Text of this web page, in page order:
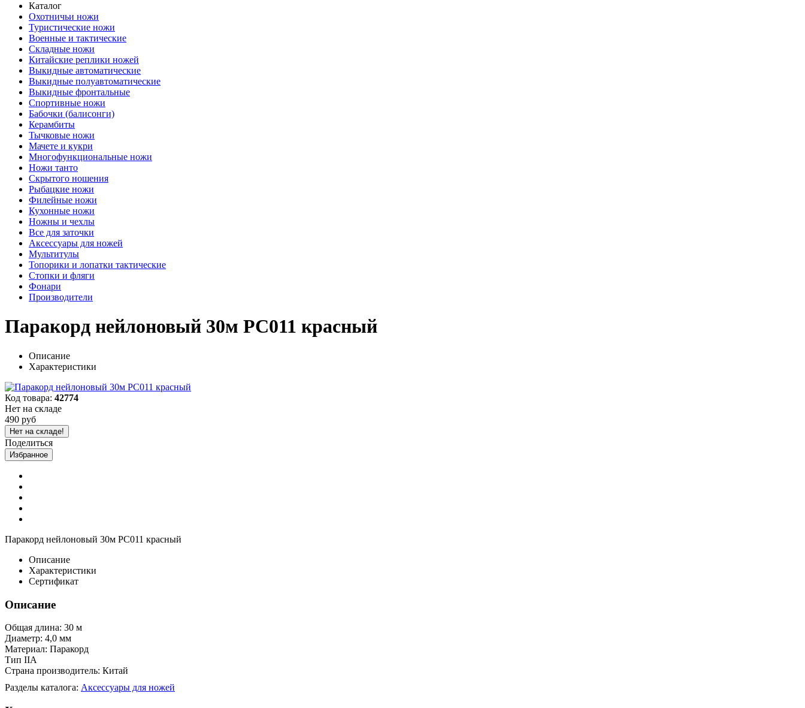
Каталог
Охотничьи ножи
Туристические ножи
Военные и тактические
Складные ножи
Китайские реплики ножей
Выкидные автоматические
Выкидные полуавтоматические
Выкидные фронтальные
Спортивные ножи
Бабочки (балисонги)
Керамбиты
Тычковые ножи
Мачете и кукри
Многофункциональные ножи
Ножи танто
Скрытого ношения
Рыбацкие ножи
Филейные ножи
Кухонные ножи
Ножны и чехлы
Все для заточки
Аксессуары для ножей
Мультитулы
Топорики и лопатки тактические
Стопки и фляги
Фонари
Производители
Паракорд нейлоновый 30м PC011 красный
Описание
Характеристики
Код товара: 42774
Нет на складе
490 руб
Нет на складе!
Поделиться
Избранное
Паракорд нейлоновый 30м PC011 красный
Описание
Характеристики
Сертификат
Описание
Общая длина: 30 м
Диаметр: 4,0 мм
Материал: Паракорд
Тип IIA
Страна производитель: Китай
Разделы каталога: Аксессуары для ножей